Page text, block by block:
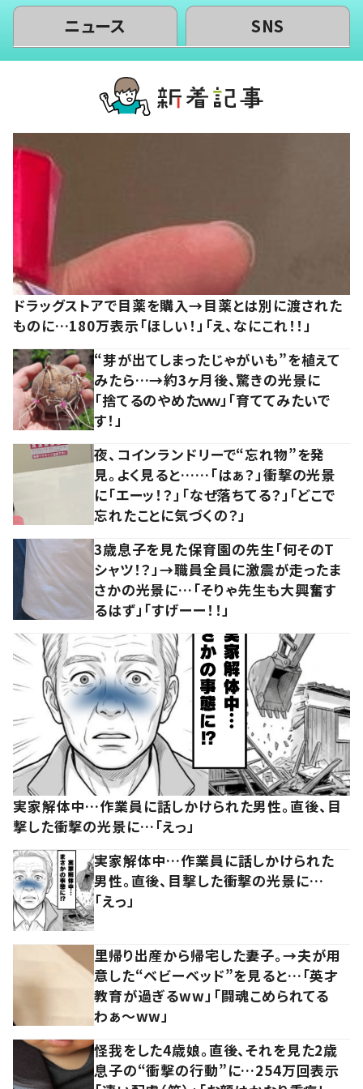
ニュース SNS
ドラッグストアで目薬を購入→目薬とは別に渡された
ものに…180万表示「ほしい！」「え、なにこれ！！」
“芽が出てしまったじゃがいも”を植えて
みたら…→約3ヶ月後、驚きの光景に
「捨てるのやめたｗｗ」「育ててみたいで
す！」
夜、コインランドリーで“忘れ物”を発
見。よく見ると……「はぁ？」衝撃の光景
に「エーッ！？」「なぜ落ちてる？」「どこで
忘れたことに気づくの？」
3歳息子を見た保育園の先生「何そのT
シャツ！？」→職員全員に激震が走ったま
さかの光景に…「そりゃ先生も大興奮す
るはず」「すげーー！！」
実家解体中…作業員に話しかけられた男性。直後、目
撃した衝撃の光景に…「えっ」
実家解体中…作業員に話しかけられた
男性。直後、目撃した衝撃の光景に…
「えっ」
里帰り出産から帰宅した妻子。→夫が用
意した“ベビーベッド”を見ると…「英才
教育が過ぎるww」「闘魂こめられてる
わぁ～ww」
怪我をした4歳娘。直後、それを見た2歳
息子の“衝撃の行動”に…254万回表示